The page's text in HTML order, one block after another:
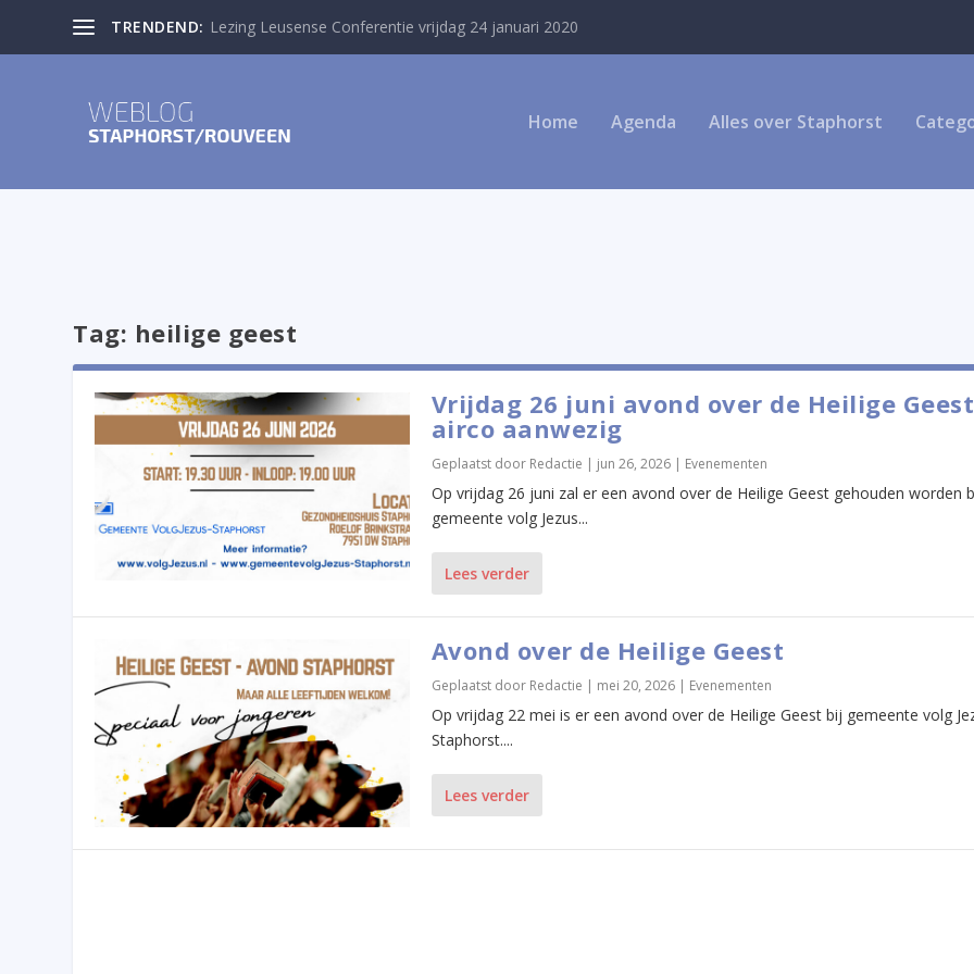
TRENDEND: Lezing Leusense Conferentie vrijdag 24 januari 2020
Home Agenda Alles over Staphorst
Tag: heilige geest
Vrijdag 26 juni avond over de Heilige
airco aanwezig
Geplaatst door Redactie | jun 26, 2026| Evenementen
Op vrijdag 26 juni zal er een avond over de Heilige Geest gehouden worden
gemeente volg Jezus...
Lees verder
Avond over de Heilige Geest
Geplaatst door Redactie | mei 20, 2026| Evenementen
Op vrijdag 22 mei is er een avond over de Heilige Geest bij gemeente volg
Staphorst....
Lees verder